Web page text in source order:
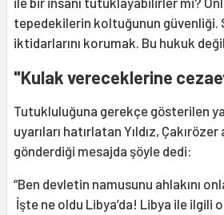
tepedekilerin koltuğunun güvenliği.
iktidarlarını korumak. Bu hukuk
"Kulak vereceklerine
Tutukluluğuna gerekçe gösterilen
uyarıları hatırlatan Yıldız, Çakırözer
gönderdiği mesajda şöyle dedi:
“Ben devletin namusunu ahlakını
İşte ne oldu Libya’da! Libya ile ilgili